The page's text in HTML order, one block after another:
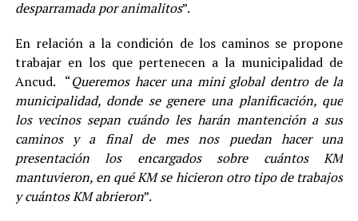
desparramada por animalitos”.
En relación a la condición de los caminos se propone
trabajar en los que pertenecen a la municipalidad de
Ancud. “Queremos hacer una mini global dentro de la
municipalidad, donde se genere una planificación, que
los vecinos sepan cuándo les harán mantención a sus
caminos y a final de mes nos puedan hacer una
presentación los encargados sobre cuántos KM
mantuvieron, en qué KM se hicieron otro tipo de trabajos
y cuántos KM abrieron”.